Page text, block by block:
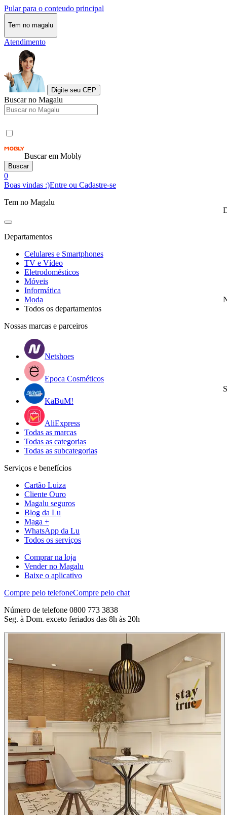
Pular para o conteudo principal
Tem no magalu
Atendimento
Digite seu CEP
Buscar no Magalu
Buscar em Mobly
Buscar
0
Boas vindas :)Entre ou Cadastre-se
Tem no Magalu
Departamentos
Celulares e Smartphones
TV e Vídeo
Eletrodomésticos
Móveis
Informática
Moda
Todos os departamentos
Nossas marcas e parceiros
Netshoes
Epoca Cosméticos
KaBuM!
AliExpress
Todas as marcas
Todas as categorias
Todas as subcategorias
Serviços e benefícios
Cartão Luiza
Cliente Ouro
Magalu seguros
Blog da Lu
Maga +
WhatsApp da Lu
Todos os serviços
Comprar na loja
Vender no Magalu
Baixe o aplicativo
Compre pelo telefoneCompre pelo chat
Número de telefone 0800 773 3838
Seg. à Dom. exceto feriados das 8h às 20h